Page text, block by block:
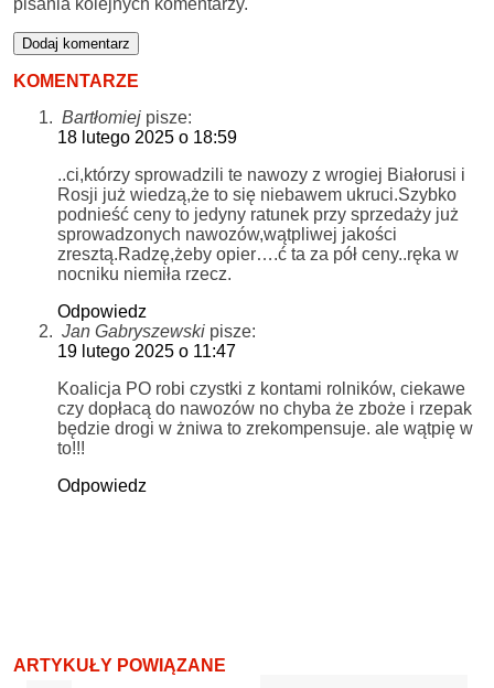
pisania kolejnych komentarzy.
KOMENTARZE
Bartłomiej pisze:
18 lutego 2025 o 18:59
..ci,którzy sprowadzili te nawozy z wrogiej Białorusi i
Rosji już wiedzą,że to się niebawem ukruci.Szybko
podnieść ceny to jedyny ratunek przy sprzedaży już
sprowadzonych nawozów,wątpliwej jakości
zresztą.Radzę,żeby opier….ć ta za pół ceny..ręka w
nocniku niemiła rzecz.
Odpowiedz
Jan Gabryszewski pisze:
19 lutego 2025 o 11:47
Koalicja PO robi czystki z kontami rolników, ciekawe
czy dopłacą do nawozów no chyba że zboże i rzepak
będzie drogi w żniwa to zrekompensuje. ale wątpię w
to!!!
Odpowiedz
ARTYKUŁY POWIĄZANE